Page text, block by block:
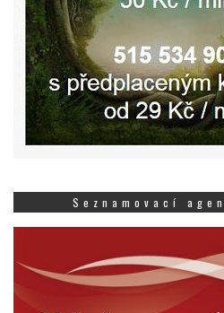
Seznamovací